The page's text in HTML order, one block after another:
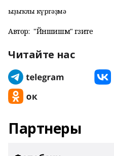
Ҡыҙыҡлы күргәҙмә
Автор: "Йәншишмә" гәзите
Читайте нас
Партнеры